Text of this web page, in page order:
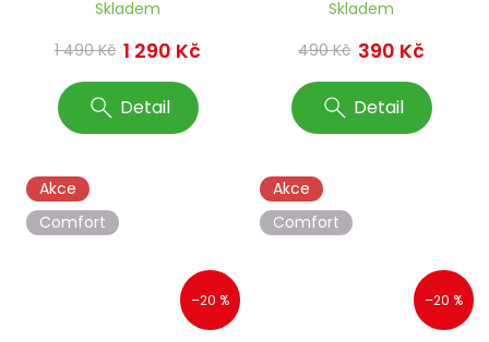
Skladem
1 490 Kč 1 290 Kč
Detail
Skladem
490 Kč 390 Kč
Detail
Akce
Comfort
–20 %
Akce
Comfort
–20 %